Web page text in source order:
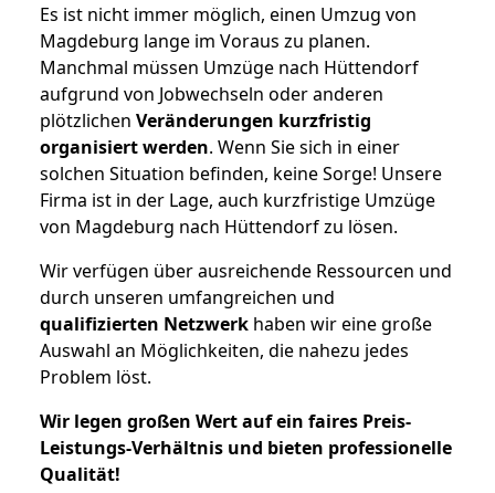
Es ist nicht immer möglich, einen Umzug von
Magdeburg lange im Voraus zu planen.
Manchmal müssen Umzüge nach Hüttendorf
aufgrund von Jobwechseln oder anderen
plötzlichen Veränderungen kurzfristig
organisiert werden. Wenn Sie sich in einer
solchen Situation befinden, keine Sorge! Unsere
Firma ist in der Lage, auch kurzfristige Umzüge
von Magdeburg nach Hüttendorf zu lösen.
Wir verfügen über ausreichende Ressourcen und
durch unseren umfangreichen und
qualifizierten Netzwerk haben wir eine große
Auswahl an Möglichkeiten, die nahezu jedes
Problem löst.
Wir legen großen Wert auf ein faires Preis-
Leistungs-Verhältnis und bieten professionelle
Qualität!